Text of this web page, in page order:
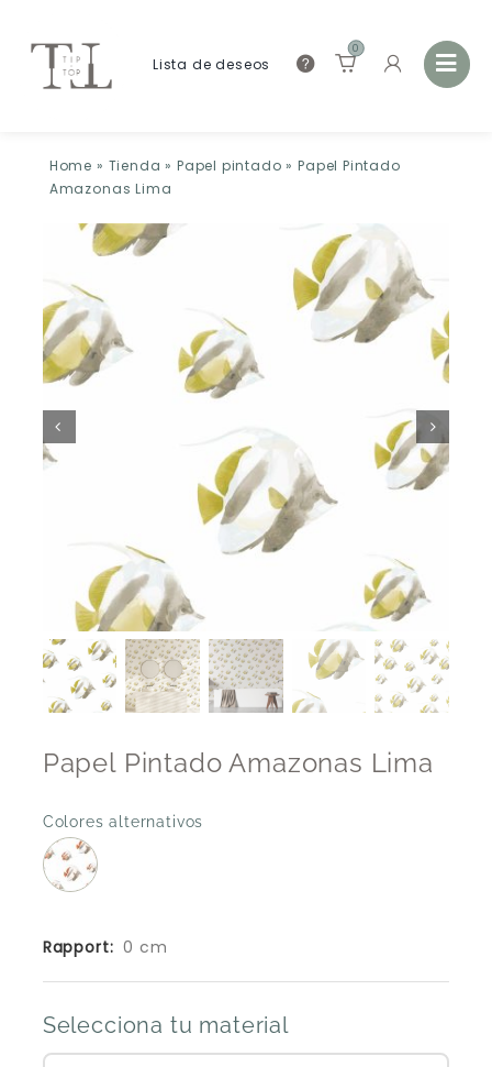
Lista de deseos
0
Home » Tienda » Papel pintado »Papel Pintado
Amazonas Lima
Papel Pintado Amazonas Lima
Colores alternativos
Rapport: 0 cm
Selecciona tu material